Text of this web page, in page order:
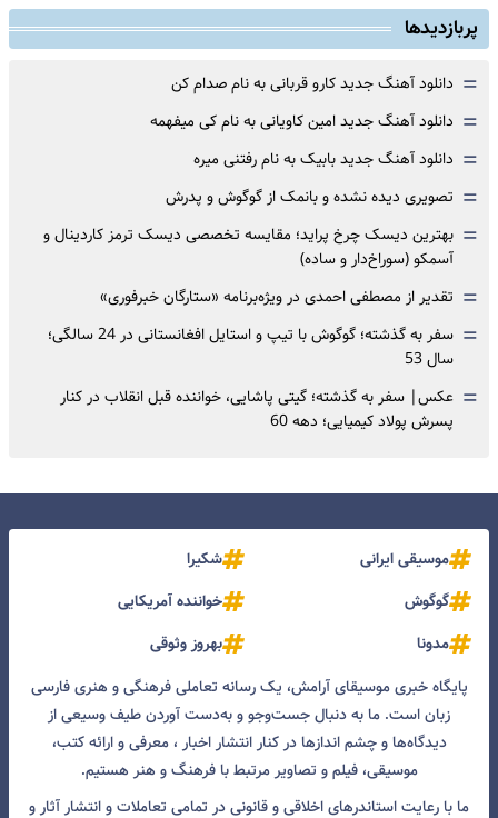
پربازدیدها
= دانلود آهنگ جدید کارو قربانی به نام صدام کن
= دانلود آهنگ جدید امین کاویانی به نام کی میفهمه
= دانلود آهنگ جدید بابیک به نام رفتنی میره
= تصویری دیده نشده و بانمک از گوگوش و پدرش
= بهترین دیسک چرخ پراید؛ مقایسه تخصصی دیسک ترمز کاردینال و
آسمکو (سوراخ‌دار و ساده)
= تقدیر از مصطفی احمدی در ویژه‌برنامه «ستارگان خبرفوری»
=
سفر به گذشته؛ گوگوش با تیپ و استایل افغانستانی در 24 سالگی؛
سال 53
= عکس| سفر به گذشته؛ گیتی پاشایی، خواننده قبل انقلاب در کنار
پسرش پولاد کیمیایی؛ دهه 60
موسیقی ایرانی
شکیرا
گوگوش
خواننده آمریکایی
مدونا
بهروز وثوقی
پایگاه خبری موسیقای آرامش، یک رسانه تعاملی فرهنگی و هنری فارسی
زبان است. ما به دنبال جست‌و‌جو و به‌دست آوردن طیف وسیعی از
دیدگاه‌ها و چشم انداز‌ها در کنار انتشار اخبار ، معرفی و ارائه کتب،
موسیقی، فیلم و تصاویر مرتبط با فرهنگ و هنر هستیم.
ما با رعایت استاندرهای اخلاقی و قانونی در تمامی تعاملات و انتشار آثار و